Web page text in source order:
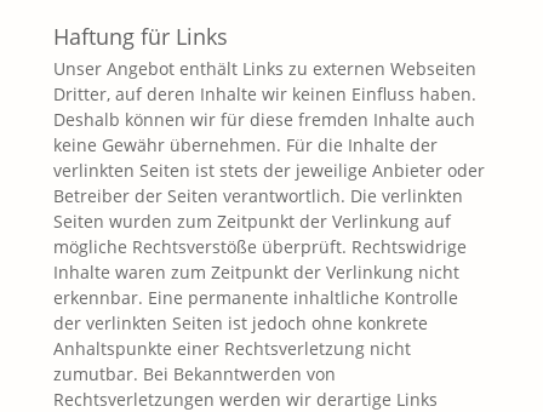
Haftung für Links
Unser Angebot enthält Links zu externen Webseiten
Dritter, auf deren Inhalte wir keinen Einfluss haben.
Deshalb können wir für diese fremden Inhalte auch
keine Gewähr übernehmen. Für die Inhalte der
verlinkten Seiten ist stets der jeweilige Anbieter oder
Betreiber der Seiten verantwortlich. Die verlinkten
Seiten wurden zum Zeitpunkt der Verlinkung auf
mögliche Rechtsverstöße überprüft. Rechtswidrige
Inhalte waren zum Zeitpunkt der Verlinkung nicht
erkennbar. Eine permanente inhaltliche Kontrolle
der verlinkten Seiten ist jedoch ohne konkrete
Anhaltspunkte einer Rechtsverletzung nicht
zumutbar. Bei Bekanntwerden von
Rechtsverletzungen werden wir derartige Links